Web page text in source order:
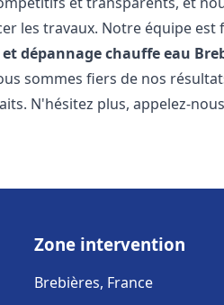
les travaux. Notre équipe
dépannage chauffe eau
sommes fiers de nos
N'hésitez plus, appelez-nous
Zone intervention
Brebières, France